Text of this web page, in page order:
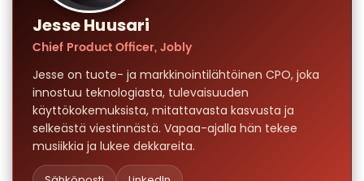
Jesse Huusari
Chief Product Officer, Jobly
Jesse on tuote- ja markkinointilähtöinen CPO, joka
innostuu teknologiasta, tulevaisuuden
käyttökokemuksista, mitattavasta kasvusta ja
selkeästä viestinnästä. Vapaa-ajalla hän tekee
musiikkia ja lukee dekkareita.